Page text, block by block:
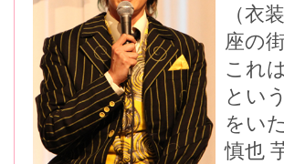
（衣
座の
これ
とい
をい
慎也